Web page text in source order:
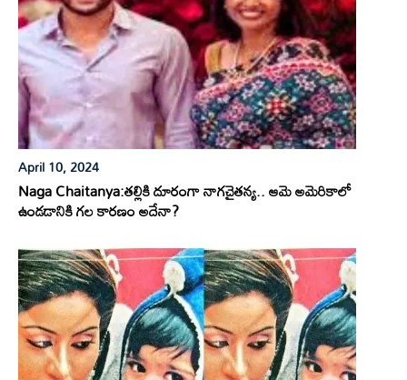
April 10, 2024
Naga Chaitanya:తల్లికి దూరంగా నాగచైతన్య.. ఆమె అమెరికాలో
ఉండడానికి గల కారణం అదేనా?